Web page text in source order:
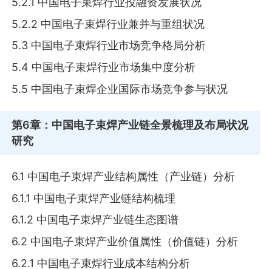
5.2.2 中国电子束焊行业兼并与重组状况
5.3 中国电子束焊行业市场竞争格局分析
5.4 中国电子束焊行业市场集中度分析
5.5 中国电子束焊企业国际市场竞争参与状况
第6章 ：中国电子束焊产业链全景梳理及布局状况
研究
6.1 中国电子束焊产业结构属性（产业链）分析
6.1.1 中国电子束焊产业链结构梳理
6.1.2 中国电子束焊产业链生态图谱
6.2 中国电子束焊产业价值属性（价值链）分析
6.2.1 中国电子束焊行业成本结构分析